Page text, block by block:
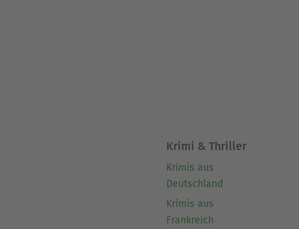
Krimi & Thriller
Krimis aus
Deutschland
Krimis aus
Frankreich